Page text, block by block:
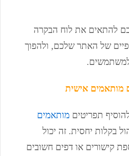
להתאים את לוח הבקרה
של האתר שלכם, ולהפוך
למשתמשים.
תפריטים מותאמים
בקלות יחסית. זה יכול
קישורים או דפים חשובים